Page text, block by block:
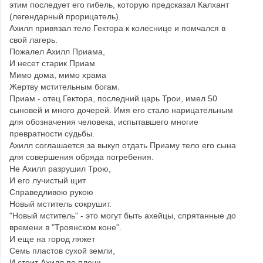
этим последует его гибель, которую предсказал Калхант
(легендарный прорицатель).
Ахилл привязал тело Гектора к колеснице и помчался в
свой лагерь.
Пожалел Ахилл Приама,
И несет старик Приам
Мимо дома, мимо храма
Жертву мстительным богам.
Приам - отец Гектора, последний царь Трои, имел 50
сыновей и много дочерей. Имя его стало нарицательным
для обозначения человека, испытавшего многие
превратности судьбы.
Ахилл соглашается за выкуп отдать Приаму тело его сына
для совершения обряда погребения.
Не Ахилл разрушил Трою,
И его лучистый щит
Справедливою рукою
Новый мститель сокрушит.
"Новый мститель" - это могут быть ахейцы, спрятанные до
времени в "Троянском коне".
И еще на город ляжет
Семь пластов сухой земли,